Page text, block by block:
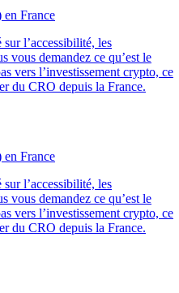
en France
l’accessibilité, les
vous demandez ce qu’est le
vers l’investissement crypto, ce
du CRO depuis la France.
en France
l’accessibilité, les
vous demandez ce qu’est le
vers l’investissement crypto, ce
du CRO depuis la France.